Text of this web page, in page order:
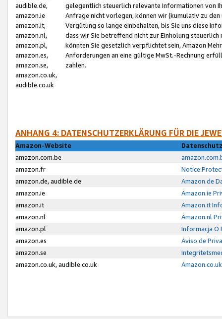
audible.de,
amazon.ie
amazon.it,
amazon.nl,
amazon.pl,
amazon.es,
amazon.se,
amazon.co.uk,
audible.co.uk
gelegentlich steuerlich relevante Informationen von
Anfrage nicht vorlegen, können wir (kumulativ zu
Vergütung so lange einbehalten, bis Sie uns diese
dass wir Sie betreffend nicht zur Einholung
könnten Sie gesetzlich verpflichtet sein, Amazon
Anforderungen an eine gültige MwSt.-Rechnung
zahlen.
ANHANG 4: DATENSCHUTZERKLÄRUNG FÜR DIE
Amazon-Website
amazon.com.be
amazon.fr
amazon.de, audible.de
Amazon.de
amazon.ie
Amazon.ie
amazon.it
Amazon.it
amazon.nl
Amazon.nl
amazon.pl
Informacja O
amazon.es
Aviso de
amazon.se
amazon.co.uk, audible.co.uk